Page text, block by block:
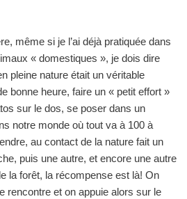
même si je l’ai déjà pratiquée dans
« domestiques », je dois dire
pleine nature était un véritable
bonne heure, faire un « petit effort »
sur le dos, se poser dans un
notre monde où tout va à 100 à
au contact de la nature fait un
puis une autre, et encore une autre
la forêt, la récompense est là! On
rencontre et on appuie alors sur le